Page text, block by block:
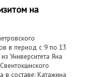
на
в период с 9 по 13
Университета Яна
в составе: Катажина